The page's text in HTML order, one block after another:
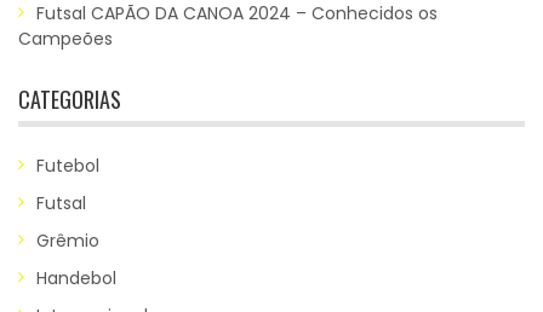
Futsal CAPÃO DA CANOA 2024 – Conhecidos os
Campeões
CATEGORIAS
Futebol
Futsal
Grêmio
Handebol